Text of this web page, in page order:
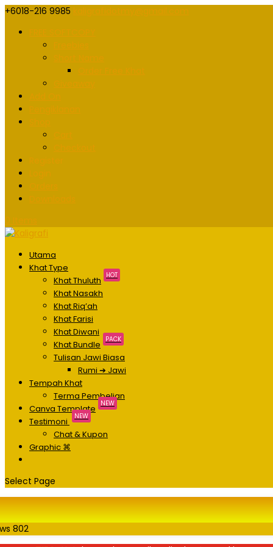
+6018-216 9985
Utama
Khat Type
Khat Thuluth HOT
Khat Nasakh
Khat Riq’ah
Khat Farisi
Khat Diwani
Khat Bundle PACK
Tulisan Jawi Biasa
Rumi ➔ Jawi
Tempah Khat
Terma Pembelian
Canva Template NEW
Testimoni NEW
Chat & Kupon
Graphic ⌘
Select Page
802